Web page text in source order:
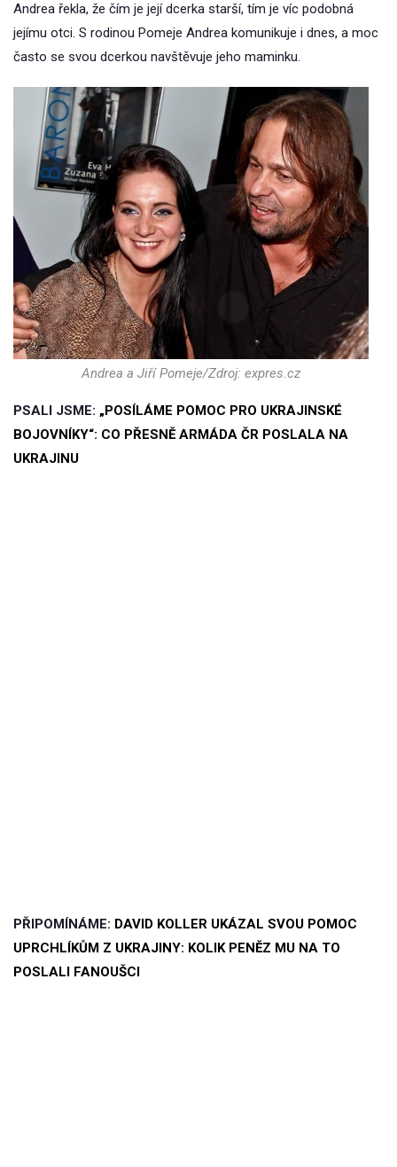
Andrea řekla, že čím je její dcerka starší, tím je víc podobná
jejímu otci. S rodinou Pomeje Andrea komunikuje i dnes, a moc
často se svou dcerkou navštěvuje jeho maminku.
Andrea a Jiří Pomeje/Zdroj: expres.cz
PSALI JSME: „POSÍLÁME POMOC PRO UKRAJINSKÉ
BOJOVNÍKY“: CO PŘESNĚ ARMÁDA ČR POSLALA NA
UKRAJINU
PŘIPOMÍNÁME: DAVID KOLLER UKÁZAL SVOU POMOC
UPRCHLÍKŮM Z UKRAJINY: KOLIK PENĚZ MU NA TO
POSLALI FANOUŠCI